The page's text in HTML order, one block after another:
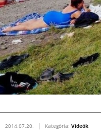
2014.07.20. Kategória: Videók